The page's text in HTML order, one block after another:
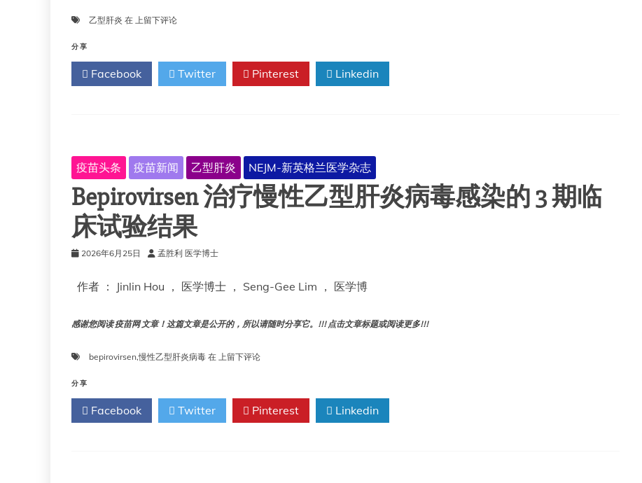
乙型肝炎 在 NaTHNaC
型
肝
炎
上留下评论
分享
Facebook Twitter Pinterest Linkedin
疫苗头条 疫苗新闻 乙型肝炎 NEJM-新英格兰医学杂志
Bepirovirsen 治疗慢性乙型肝炎病毒感染的 3 期临
床试验结果
2026年6月25日 孟胜利 医学博士
作者 ： Jinlin Hou ， 医学博士 ， Seng-Gee Lim ， 医学博
感谢您阅读 疫苗网 文章！这篇文章是公开的，所以请随时分享它。!!! 点击文章标题或阅读更多!!!
bepirovirsen,慢性乙型肝炎病毒 在 Bepirovirsen
慢
乙
上留下评论
分享
Facebook Twitter Pinterest Linkedin